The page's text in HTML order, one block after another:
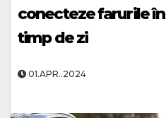
conecteze farurile
timp de zi
01.APR..2024